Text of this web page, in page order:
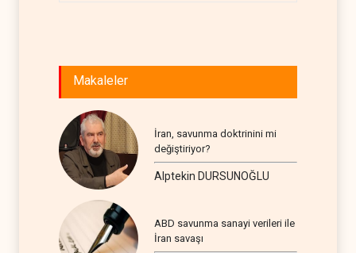
Makaleler
İran, savunma doktrinini mi
değiştiriyor?
Alptekin DURSUNOĞLU
ABD savunma sanayi verileri ile
İran savaşı